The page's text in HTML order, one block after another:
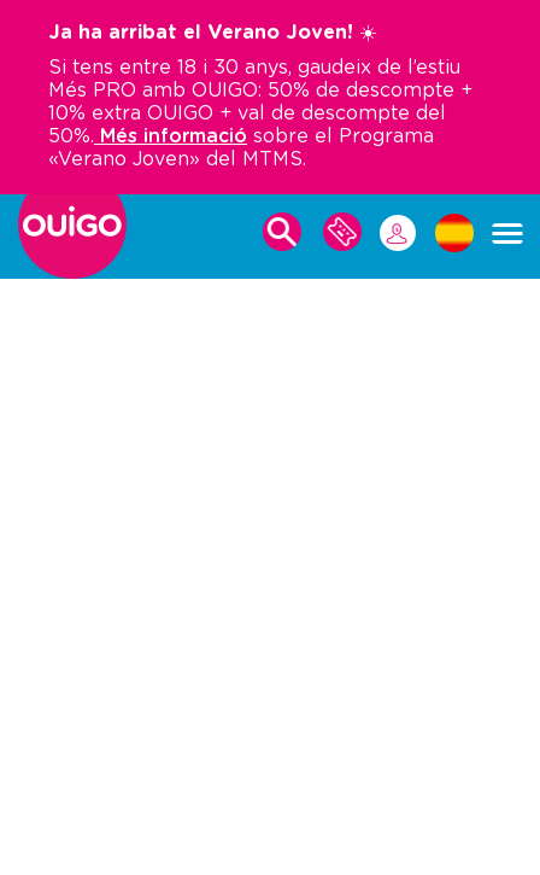
contingut
Ja ha arribat el Verano Joven! ☀️
Si tens entre 18 i 30 anys, gaudeix de l’estiu
Més PRO amb OUIGO: 50% de descompte +
10% extra OUIGO + val de descompte del
50%. Més informació sobre el Programa
«Verano Joven» del MTMS.
PER
FER
LES
MEVES